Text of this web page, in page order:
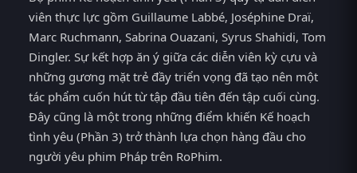
viên thực lực gồm Guillaume Labbé, Joséphine Draï,
Marc Ruchmann, Sabrina Ouazani, Syrus Shahidi, Tom
Dingler. Sự kết hợp ăn ý giữa các diễn viên kỳ cựu và
những gương mặt trẻ đầy triển vọng đã tạo nên một
tác phẩm cuốn hút từ tập đầu tiên đến tập cuối cùng.
Đây cũng là một trong những điểm khiến Kế hoạch
tình yêu (Phần 3) trở thành lựa chọn hàng đầu cho
người yêu phim Pháp trên RoPhim.